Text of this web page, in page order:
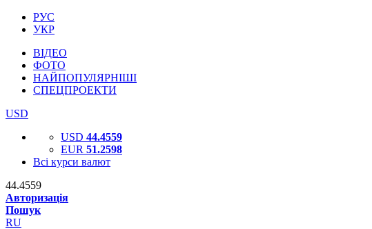
РУС
УКР
ВІДЕО
ФОТО
НАЙПОПУЛЯРНІШІ
СПЕЦПРОЕКТИ
USD
USD 44.4559
EUR 51.2598
Всі курси валют
44.4559
Авторизація
Пошук
RU